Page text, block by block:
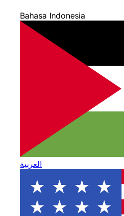
Bahasa Indonesia
العربية